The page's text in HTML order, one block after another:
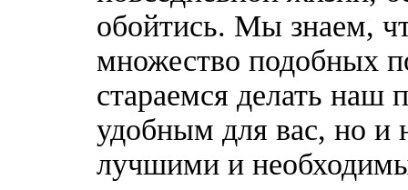
обойтись. Мы знаем,
множество подобных
стараемся делать наш
удобным для вас, но и
лучшими и